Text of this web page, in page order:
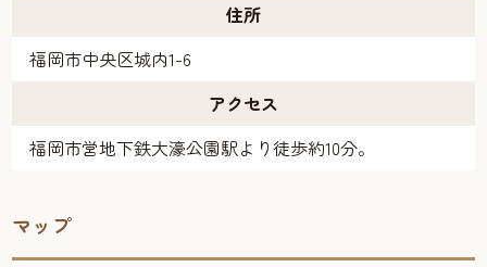
住所
福岡市中央区城内1-6
アクセス
福岡市営地下鉄大濠公園駅より徒歩約10分。
マップ